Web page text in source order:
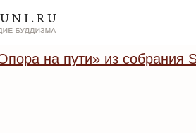
на пути» из собрания